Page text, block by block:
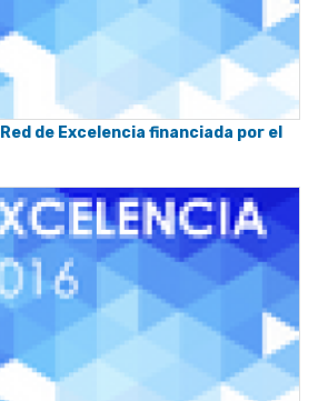
de Excelencia financiada por el